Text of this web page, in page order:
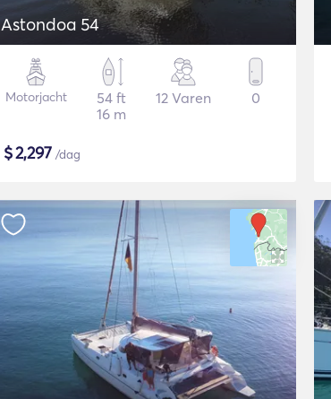
Astondoa 54
Motorjacht
54 ft
16 m
12 Varen 0
$2,297 /dag